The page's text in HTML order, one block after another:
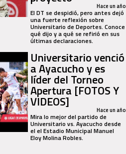
Hace un año
El DT se despidió, pero antes dejó
una fuerte reflexión sobre
Universitario de Deportes. Conoce
qué dijo y a qué se refirió en sus
últimas declaraciones.
Universitario venció
a Ayacucho y es
líder del Torneo
Apertura [FOTOS Y
VIDEOS] Hace un año
Mira lo mejor del partido de
Universitario vs. Ayacucho desde
el el Estadio Municipal Manuel
Eloy Molina Robles.